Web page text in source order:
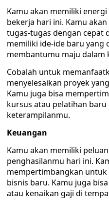
Kamu akan memiliki
bekerja hari ini. Kamu
tugas-tugas dengan cepat
memiliki ide-ide baru yang
membantumu maju dalam
Cobalah untuk
menyelesaikan proyek
Kamu juga bisa
kursus atau pelatihan
keterampilanmu.
Keuangan
Kamu akan memiliki
penghasilanmu hari ini.
mempertimbangkan
bisnis baru. Kamu juga
atau kenaikan gaji di